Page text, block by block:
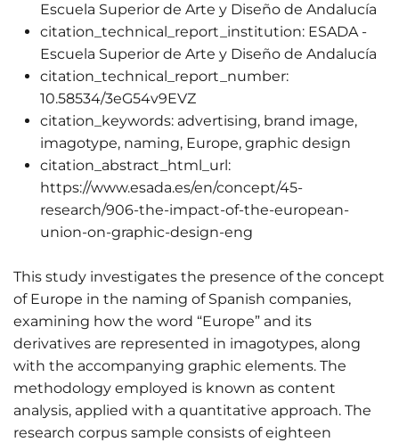
Escuela Superior de Arte y Diseño de Andalucía
citation_technical_report_institution: ESADA -
Escuela Superior de Arte y Diseño de Andalucía
citation_technical_report_number:
10.58534/3eG54v9EVZ
citation_keywords: advertising, brand image,
imagotype, naming, Europe, graphic design
citation_abstract_html_url:
https://www.esada.es/en/concept/45-
research/906-the-impact-of-the-european-
union-on-graphic-design-eng
This study investigates the presence of the concept
of Europe in the naming of Spanish companies,
examining how the word “Europe” and its
derivatives are represented in imagotypes, along
with the accompanying graphic elements. The
methodology employed is known as content
analysis, applied with a quantitative approach. The
research corpus sample consists of eighteen